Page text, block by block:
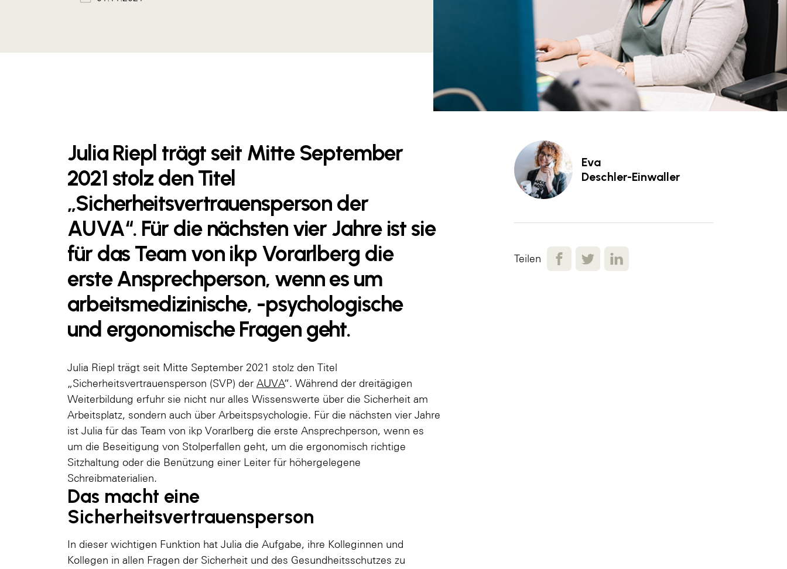
Julia Riepl trägt seit Mitte September
2021 stolz den Titel
„Sicherheitsvertrauensperson der
AUVA“. Für die nächsten vier Jahre ist sie
für das Team von ikp Vorarlberg die
erste Ansprechperson, wenn es um
arbeitsmedizinische, -psychologische
und ergonomische Fragen geht.
Julia Riepl trägt seit Mitte September 2021 stolz den Titel
„Sicherheitsvertrauensperson (SVP) der AUVA“. Während der dreitägigen
Weiterbildung erfuhr sie nicht nur alles Wissenswerte über die Sicherheit am
Arbeitsplatz, sondern auch über Arbeitspsychologie. Für die nächsten vier Jahre
ist Julia für das Team von ikp Vorarlberg die erste Ansprechperson, wenn es
um die Beseitigung von Stolperfallen geht, um die ergonomisch richtige
Sitzhaltung oder die Benützung einer Leiter für höhergelegene
Schreibmaterialien.
Das macht eine
Sicherheitsvertrauensperson
In dieser wichtigen Funktion hat Julia die Aufgabe, ihre Kolleginnen und
Kollegen in allen Fragen der Sicherheit und des Gesundheitsschutzes zu
Eva
Deschler-Einwaller
Teilen